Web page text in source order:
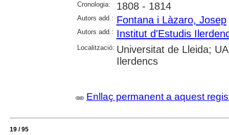
Cronologia: 1808 - 1814
Autors add.: Fontana i Làzaro, Josep
Autors add.: Institut d'Estudis
Localització: Universitat de Lleida;
Ilerdencs
Enllaç permanent a aquest
19 / 95